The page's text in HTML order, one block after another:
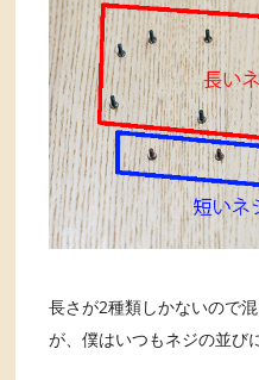
長さが2種類しかないので
が、僕はいつもネジの並び